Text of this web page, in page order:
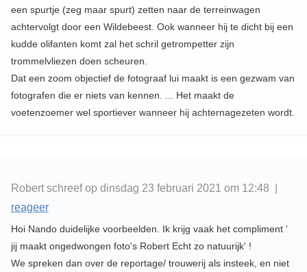
een spurtje (zeg maar spurt) zetten naar de terreinwagen
achtervolgt door een Wildebeest. Ook wanneer hij te dicht bij een
kudde olifanten komt zal het schril getrompetter zijn
trommelvliezen doen scheuren.
Dat een zoom objectief de fotograaf lui maakt is een gezwam van
fotografen die er niets van kennen. ... Het maakt de
voetenzoemer wel sportiever wanneer hij achternagezeten wordt.
Robert schreef op dinsdag 23 februari 2021 om 12:48 |
reageer
Hoi Nando duidelijke voorbeelden. Ik krijg vaak het compliment '
jij maakt ongedwongen foto's Robert Echt zo natuurijk' !
We spreken dan over de reportage/ trouwerij als insteek, en niet